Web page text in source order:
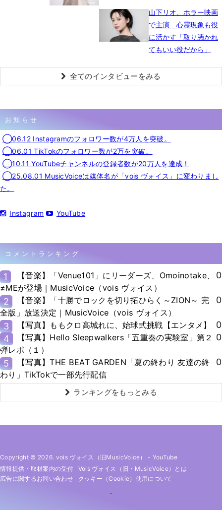
山下リオ、ホラー映画
で主演 心霊現象も役
に活かす「取り憑かれ
てもいい役だから」
全てのインタビューをみる
お知らせ
◯06.12 Instagramのフォロワー数が4万人を突破。
◯06.01 TikTokのフォロワー数が2万を突破。
◯10.11 YouTubeチャンネルの登録者数が20万人を達成！
◯25.08.01 MusicVoiceは媒体名が「vois ヴォイス」に変わりまし
た。
Instagram YouTube
コメントランキング
1
【音楽】「Venue101」にリーダーズ、Omoinotake、
≠MEが登場｜MusicVoice（vois ヴォイス）
0
2
【音楽】「十勝でロックを切り拓ひらく～ZION～ 完
全版」放送決定｜MusicVoice（vois ヴォイス）
0
3 【写真】ももクロ高城れに、始球式挑戦【エンタメ】
0
4
【写真】Hello Sleepwalkers「五重奏の実験室」第２
弾レポ（１）
0
5
【写真】THE BEAT GARDEN「夏の終わり 友達の終
わり」TikTokで一部先行配信
0
ランキングをもっとみる
Copyright © 2026. vois ヴォイス（旧MusicVoice） - YouTube
情報提供・取材案内の受付
Vois ヴォイス（旧・MusicVoice）とは
広告に関するお問い合わせ
クッキー（cookie）使用について
-